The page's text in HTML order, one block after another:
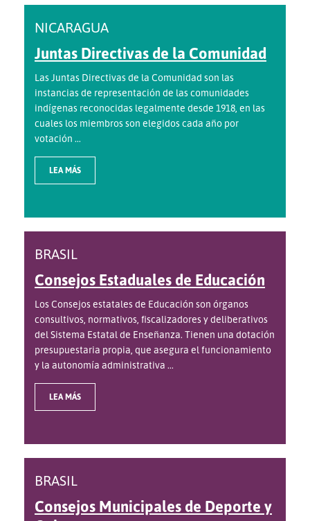
NICARAGUA
Juntas Directivas de la Comunidad
Las Juntas Directivas de la Comunidad son las
instancias de representación de las comunidades
indígenas reconocidas legalmente desde 1918, en las
cuales los miembros son elegidos cada año por
votación ...
LEA MÁS
BRASIL
Consejos Estaduales de Educación
Los Consejos estatales de Educación son órganos
consultivos, normativos, fiscalizadores y deliberativos
del Sistema Estatal de Enseñanza. Tienen una dotación
presupuestaria propia, que asegura el funcionamiento
y la autonomía administrativa ...
LEA MÁS
BRASIL
Consejos Municipales de Deporte y